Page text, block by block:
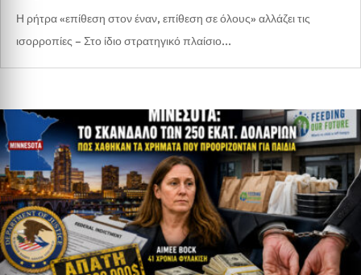
Η ρήτρα «επίθεση στον έναν, επίθεση σε όλους» αλλάζει τις
ισορροπίες – Στο ίδιο στρατηγικό πλαίσιο...